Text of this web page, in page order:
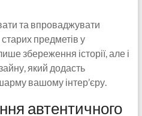
та впроваджувати
предметів у
збереження історії, але і
який додасть
вашому інтер’єру.
автентичного